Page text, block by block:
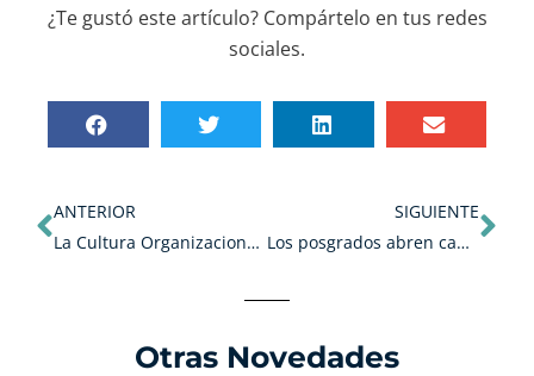
¿Te gustó este artículo? Compártelo en tus redes
sociales.
ANTERIOR
La Cultura Organizacional en organizaciones emergentes
SIGUIENTE
Los posgrados abren camino hacia el sector empresarial
Otras Novedades